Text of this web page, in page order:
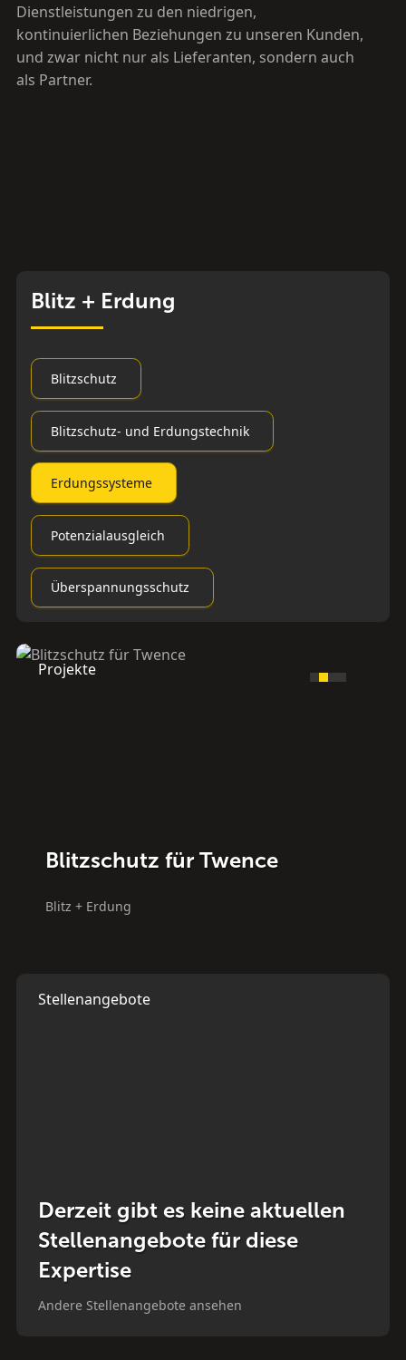
Dienstleistungen zu den niedrigen,
kontinuierlichen Beziehungen zu unseren Kunden,
und zwar nicht nur als Lieferanten, sondern auch
als Partner.
Blitz + Erdung
Blitzschutz
Blitzschutz- und Erdungstechnik
Erdungssysteme
Potenzialausgleich
Überspannungsschutz
Projekte
Blitzschutz für Twence
Blitz + Erdung
Stellenangebote
Derzeit gibt es keine aktuellen
Stellenangebote für diese
Expertise
Andere Stellenangebote ansehen